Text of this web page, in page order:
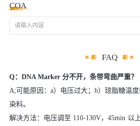
COA
请输入内容
FAQ
Q：DNA Marker 分不开，条带弯曲严重？
A;可能原因：a）电压过大；b）琼脂糖温度
染料。
解决方法：电压调至 110-130V，45min 以